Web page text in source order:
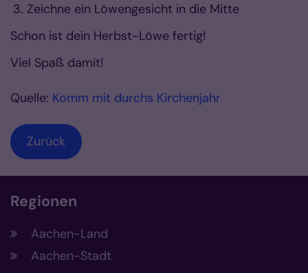
Zeichne ein Löwengesicht in die Mitte
Schon ist dein Herbst-Löwe fertig!
Viel Spaß damit!
Quelle: Komm mit durchs Kirchenjahr
Zurück
Regionen
Aachen-Land
Aachen-Stadt